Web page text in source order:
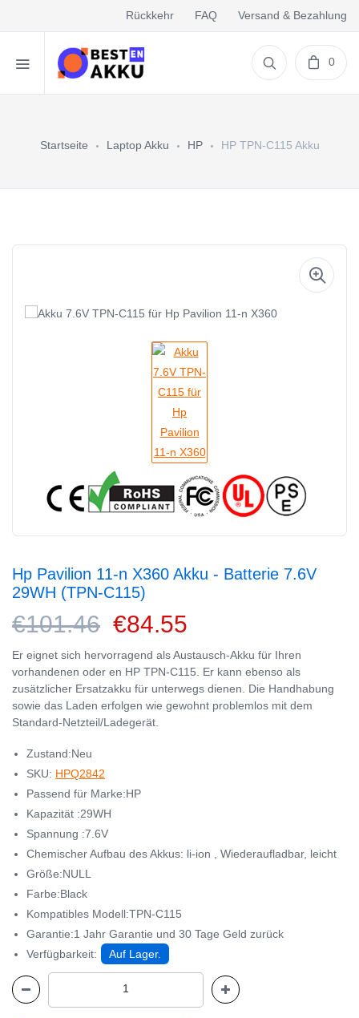
Rückkehr FAQ Versand & Bezahlung
0
Startseite Laptop Akku HP HP TPN-C115 Akku
Hp Pavilion 11-n X360 Akku - Batterie 7.6V
29WH (TPN-C115)
€101.46 €84.55
Er eignet sich hervorragend als Austausch-Akku für Ihren
vorhandenen oder en HP TPN-C115. Er kann ebenso als
zusätzlicher Ersatzakku für unterwegs dienen. Die Handhabung
sowie das Laden erfolgen wie gewohnt problemlos mit dem
Standard-Netzteil/Ladegerät.
Zustand:Neu
SKU: HPQ2842
Passend für Marke:HP
Kapazität :29WH
Spannung :7.6V
Chemischer Aufbau des Akkus: li-ion , Wiederaufladbar, leicht
Größe:NULL
Farbe:Black
Kompatibles Modell:TPN-C115
Garantie:1 Jahr Garantie und 30 Tage Geld zurück
Verfügbarkeit:
Auf Lager.